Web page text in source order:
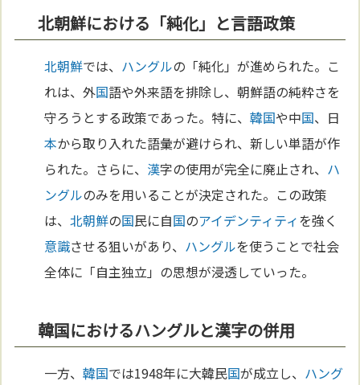
北朝鮮における「純化」と言語政策
北朝鮮では、 ハングルの「純化」が進められた。こ
れは、外国語や外来語を排除し、朝鮮語の純粋さを
守ろうとする政策であった。特に、韓国や中国、日
本から取り入れた語彙が避けられ、新しい単語が作
られた。さらに、 漢字の使用が完全に廃止され、 ハ
ングルのみを用いることが決定された。この政策
は、北朝鮮の国民に自国のアイデンティティを強く
意識させる狙いがあり、 ハングルを使うことで社会
全体に「自主独立」の思想が浸透していった。
韓国におけるハングルと漢字の併用
一方、韓国では1948年に大韓民国が成立し、 ハング